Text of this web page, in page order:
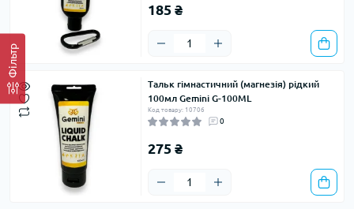
Фільтр
185 ₴
Тальк гімнастичний (магнезія) рідкий
100мл Gemini G-100ML
Код товару: 10706
0
275 ₴